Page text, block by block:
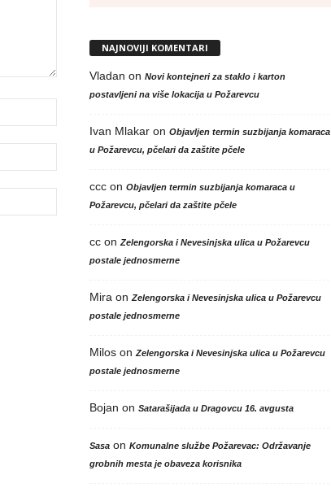
NAJNOVIJI KOMENTARI
Vladan on Novi kontejneri za staklo i karton
postavljeni na više lokacija u Požarevcu
Ivan Mlakaron Objavljen termin suzbijanja komaraca
u Požarevcu, pčelari da zaštite pčele
cccon Objavljen termin suzbijanja komaraca u
Požarevcu, pčelari da zaštite pčele
ccon Zelengorska i Nevesinjska ulica u Požarevcu
postale jednosmerne
Mira on Zelengorska i Nevesinjska ulica u Požarevcu
postale jednosmerne
Miloson Zelengorska i Nevesinjska ulica u Požarevcu
postale jednosmerne
Bojan on Satarašijada u Dragovcu 16. avgusta
Sasaon Komunalne službe Požarevac: Održavanje
grobnih mesta je obaveza korisnika